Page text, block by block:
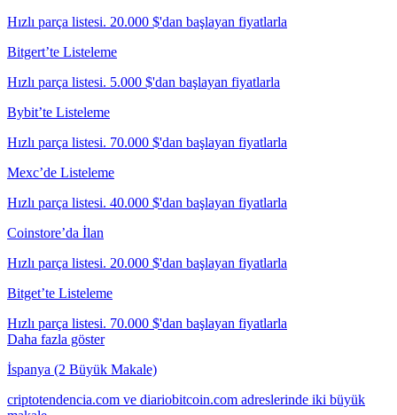
Hızlı parça listesi. 20.000 $'dan başlayan fiyatlarla
Bitgert’te Listeleme
Hızlı parça listesi. 5.000 $'dan başlayan fiyatlarla
Bybit’te Listeleme
Hızlı parça listesi. 70.000 $'dan başlayan fiyatlarla
Mexc’de Listeleme
Hızlı parça listesi. 40.000 $'dan başlayan fiyatlarla
Coinstore’da İlan
Hızlı parça listesi. 20.000 $'dan başlayan fiyatlarla
Bitget’te Listeleme
Hızlı parça listesi. 70.000 $'dan başlayan fiyatlarla
Daha fazla göster
İspanya (2 Büyük Makale)
criptotendencia.com ve diariobitcoin.com adreslerinde iki büyük